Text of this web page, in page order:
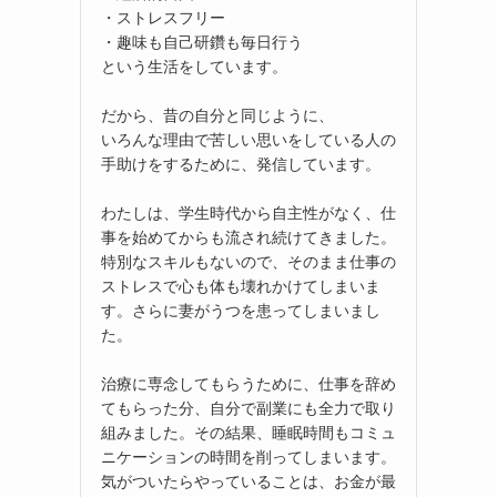
・ストレスフリー
・趣味も自己研鑽も毎日行う
という生活をしています。
だから、昔の自分と同じように、
いろんな理由で苦しい思いをしている人の
手助けをするために、発信しています。
わたしは、学生時代から自主性がなく、仕
事を始めてからも流され続けてきました。
特別なスキルもないので、そのまま仕事の
ストレスで心も体も壊れかけてしまいま
す。さらに妻がうつを患ってしまいまし
た。
治療に専念してもらうために、仕事を辞め
てもらった分、自分で副業にも全力で取り
組みました。その結果、睡眠時間もコミュ
ニケーションの時間を削ってしまいます。
気がついたらやっていることは、お金が最